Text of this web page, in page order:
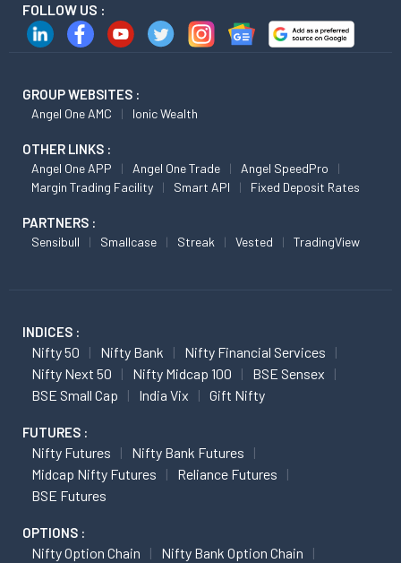
FOLLOW US :
GROUP WEBSITES :
Angel One AMC Ionic Wealth
OTHER LINKS :
Angel One APP Angel One Trade
Angel SpeedPro
Margin Trading Facility
Smart API Fixed Deposit Rates
PARTNERS :
Sensibull Smallcase Streak Vested TradingView
INDICES :
Nifty 50 Nifty Bank
Nifty Financial Services
Nifty Next 50
Nifty Midcap 100
BSE Sensex
BSE Small Cap
India Vix Gift Nifty
FUTURES :
Nifty Futures
Nifty Bank Futures
Midcap Nifty Futures
Reliance Futures
BSE Futures
OPTIONS :
Nifty Option Chain
Nifty Bank Option Chain